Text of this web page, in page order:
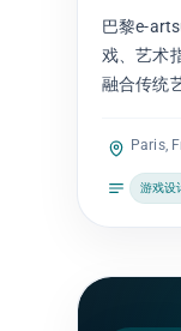
巴黎e-
戏、艺术
融合传统
Paris,
游戏设